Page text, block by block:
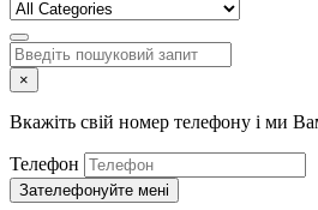
×
Вкажіть свій номер телефону і ми
Телефон
Зателефонуйте мені